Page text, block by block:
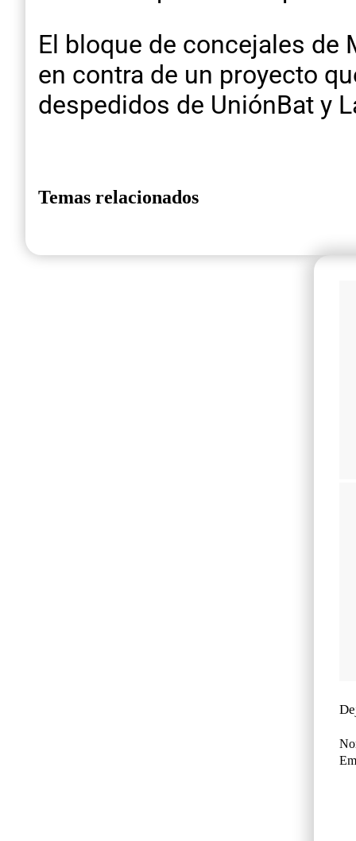
El bloque de concejales de
en contra de un proyecto
despedidos de UniónBat y
Temas relacionados